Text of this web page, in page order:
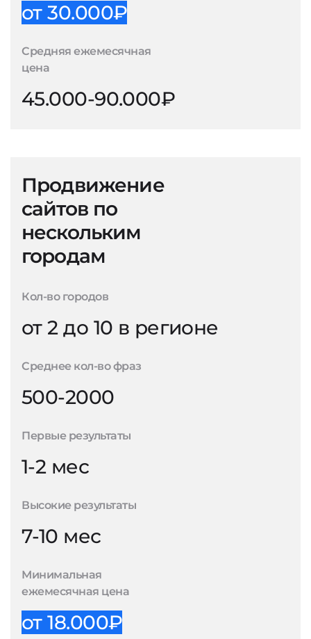
от 30.000₽
Средняя ежемесячная
цена
45.000-90.000₽
Продвижение
сайтов по
нескольким
городам
Кол-во городов
от 2 до 10 в регионе
Среднее кол-во фраз
500-2000
Первые результаты
1-2 мес
Высокие результаты
7-10 мес
Минимальная
ежемесячная цена
от 18.000₽